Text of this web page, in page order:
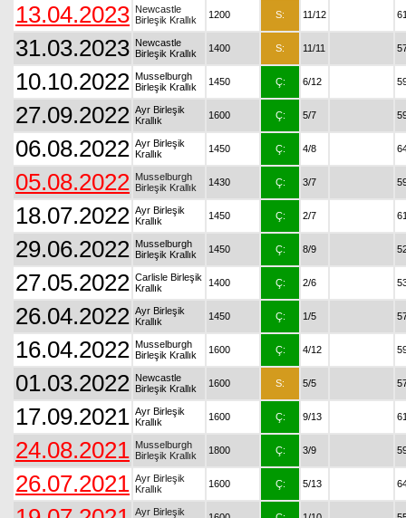
13.04.2023 Newcastle
Birleşik Krallık
1200 S: 11/12
31.03.2023 Newcastle
Birleşik Krallık
1400 S: 11/11
10.10.2022 Musselburgh
Birleşik Krallık
1450 Ç: 6/12
27.09.2022 Ayr Birleşik
Krallık
1600 Ç: 5/7
06.08.2022 Ayr Birleşik
Krallık
1450 Ç: 4/8
05.08.2022 Musselburgh
Birleşik Krallık
1430 Ç: 3/7
18.07.2022 Ayr Birleşik
Krallık
1450 Ç: 2/7
29.06.2022 Musselburgh
Birleşik Krallık
1450 Ç: 8/9
27.05.2022 Carlisle Birleşik
Krallık
1400 Ç: 2/6
26.04.2022 Ayr Birleşik
Krallık
1450 Ç: 1/5
16.04.2022 Musselburgh
Birleşik Krallık
1600 Ç: 4/12
01.03.2022 Newcastle
Birleşik Krallık
1600 S: 5/5
17.09.2021 Ayr Birleşik
Krallık
1600 Ç: 9/13
24.08.2021 Musselburgh
Birleşik Krallık
1800 Ç: 3/9
26.07.2021 Ayr Birleşik
Krallık
1600 Ç: 5/13
Ayr Birleşik